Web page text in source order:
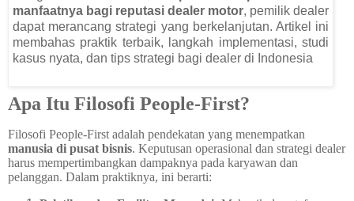
manfaatnya bagi reputasi dealer motor, pemilik dealer
dapat merancang strategi yang berkelanjutan. Artikel ini
membahas praktik terbaik, langkah implementasi, studi
kasus nyata, dan tips strategi bagi dealer di Indonesia
Apa Itu Filosofi People-First?
Filosofi People-First adalah pendekatan yang menempatkan
manusia di pusat bisnis. Keputusan operasional dan strategi dealer
harus mempertimbangkan dampaknya pada karyawan dan
pelanggan. Dalam praktiknya, ini berarti: